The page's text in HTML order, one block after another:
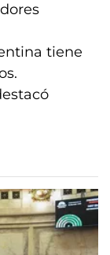
tiene